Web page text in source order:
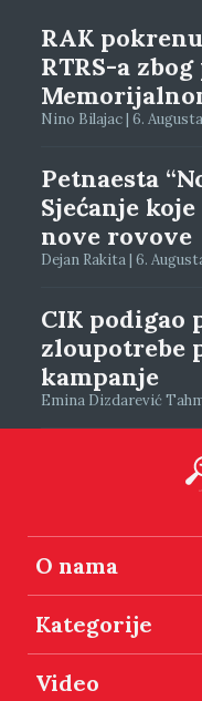
RAK
RTRS-a
Nino Bilajac | 6.
Petnaesta
Sjećanje
nove rovove
Dejan Rakita | 6.
CIK podigao
zloupotrebe
kampanje
Emina Dizdarević
O nama
Kategorije
Video